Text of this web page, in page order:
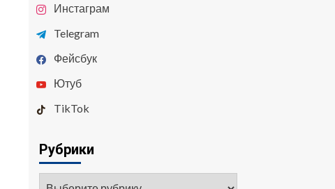
Инстаграм
Telegram
Фейсбук
Ютуб
TikTok
Рубрики